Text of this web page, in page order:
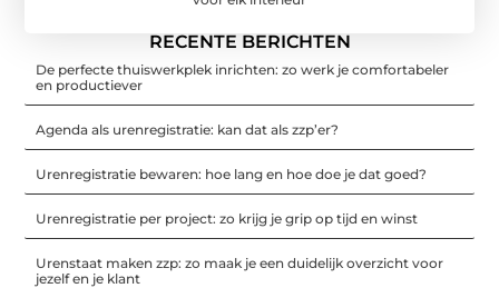
RECENTE BERICHTEN
De perfecte thuiswerkplek inrichten: zo werk je comfortabeler
en productiever
Agenda als urenregistratie: kan dat als zzp’er?
Urenregistratie bewaren: hoe lang en hoe doe je dat goed?
Urenregistratie per project: zo krijg je grip op tijd en winst
Urenstaat maken zzp: zo maak je een duidelijk overzicht voor
jezelf en je klant